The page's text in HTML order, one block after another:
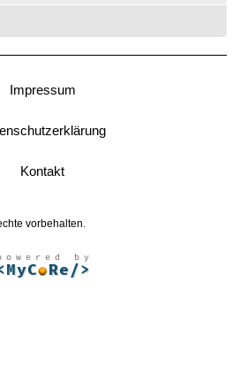
Impressum
Kontakt
vorbehalten.